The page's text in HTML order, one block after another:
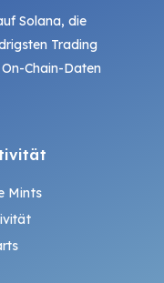
Solana, die
Trading
Chain-Daten
Mints